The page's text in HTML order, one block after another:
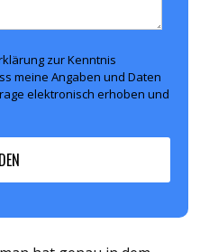
zur Kenntnis
meine Angaben und Daten
elektronisch erhoben und